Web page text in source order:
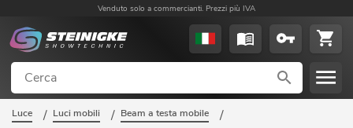
Venduto solo a commercianti. Prezzi più IVA
Luce / Luci mobili / Beam a testa mobile /